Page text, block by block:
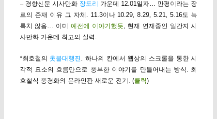
– 경향신문 시사만화 장도리 가운데 12.01일자… 만평이라는 장
르의 존재 이유 그 자체. 11.3이나 10.29, 8.29, 5.21, 5.16도 녹
록치 않음… 이미 예전에 이야기했듯, 현재 연재중인 일간지 시
사만화 가운데 최고의 실력.
*최호철의 촛불대행진 . 하나의 칸에서 웹상의 스크롤을 통한 시
각적 요소의 흐름만으로 풍부한 이야기를 만들어내는 방식. 최
호철식 풍경화의 온라인판 새로운 전기. (클릭)